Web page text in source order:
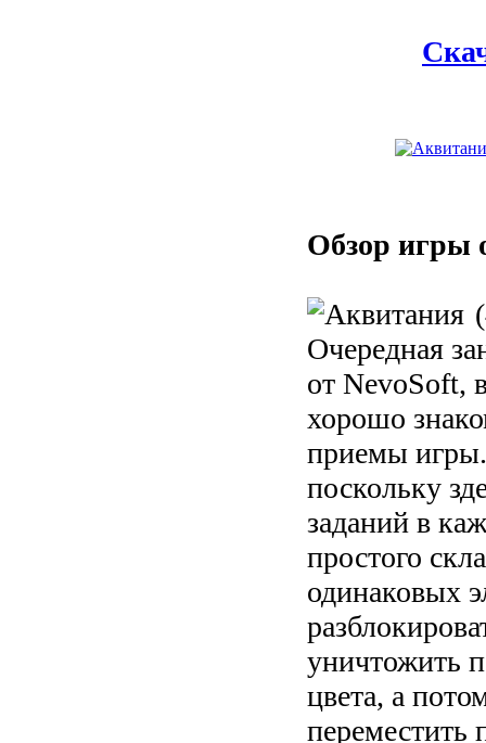
Обзор игры
Очередная
от NevoSoft,
хорошо
приемы игры.
поскольку
заданий в
простого
одинаковых
уничтожить
цвета, а
переместить